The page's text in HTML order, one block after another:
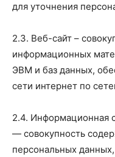
для уточнения
2.3. Веб-сайт –
информационных
ЭВМ и баз данных,
сети интернет по
2.4. Информационная
— совокупность
персональных